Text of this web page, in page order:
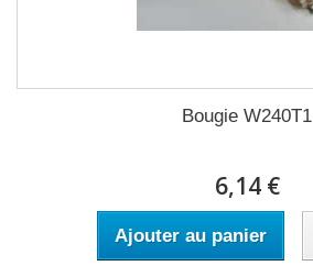
Bougie W240T1
6,14 €
Ajouter au panier